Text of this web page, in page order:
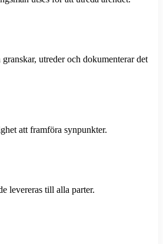
utreder och dokumenterar det
att framföra synpunkter.
levereras till alla parter.